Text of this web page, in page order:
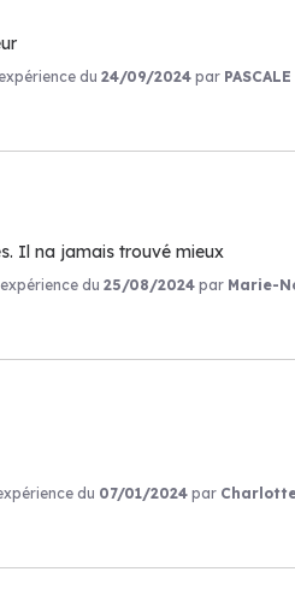
du 24/09/2024 par PASCALE
Il na jamais trouvé mieux
du 25/08/2024 par Marie-
du 07/01/2024 par